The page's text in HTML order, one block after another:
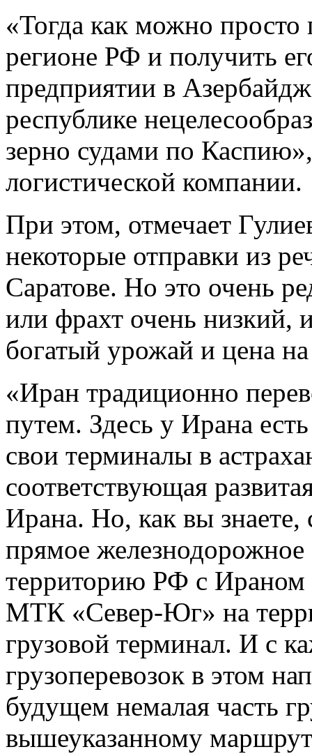
«Тогда как можно просто
регионе РФ и получить
предприятии в
республике
зерно судами по Каспию»,
логистической компании.
При этом, отмечает
некоторые отправки из
Саратове. Но это очень
или фрахт очень низкий,
богатый урожай и цена
«Иран традиционно
путем. Здесь у Ирана
свои терминалы в
соответствующая
Ирана. Но, как вы знаете,
прямое
территорию РФ с Ираном
МТК «Север-Юг» на
грузовой терминал. И с
грузоперевозок в этом
будущем немалая часть
вышеуказанному